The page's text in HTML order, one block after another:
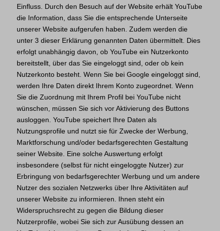
Einfluss. Durch den Besuch auf der Website erhält YouTube
die Information, dass Sie die entsprechende Unterseite
unserer Website aufgerufen haben. Zudem werden die
unter 3 dieser Erklärung genannten Daten übermittelt. Dies
erfolgt unabhängig davon, ob YouTube ein Nutzerkonto
bereitstellt, über das Sie eingeloggt sind, oder ob kein
Nutzerkonto besteht. Wenn Sie bei Google eingeloggt sind,
werden Ihre Daten direkt Ihrem Konto zugeordnet. Wenn
Sie die Zuordnung mit Ihrem Profil bei YouTube nicht
wünschen, müssen Sie sich vor Aktivierung des Buttons
ausloggen. YouTube speichert Ihre Daten als
Nutzungsprofile und nutzt sie für Zwecke der Werbung,
Marktforschung und/oder bedarfsgerechten Gestaltung
seiner Website. Eine solche Auswertung erfolgt
insbesondere (selbst für nicht eingeloggte Nutzer) zur
Erbringung von bedarfsgerechter Werbung und um andere
Nutzer des sozialen Netzwerks über Ihre Aktivitäten auf
unserer Website zu informieren. Ihnen steht ein
Widerspruchsrecht zu gegen die Bildung dieser
Nutzerprofile, wobei Sie sich zur Ausübung dessen an